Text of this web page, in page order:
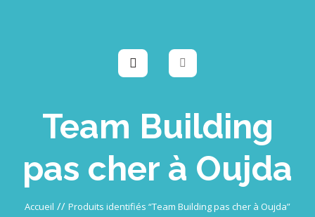
Team Building
pas cher à Oujda
Accueil // Produits identifiés “Team Building pas cher à Oujda”